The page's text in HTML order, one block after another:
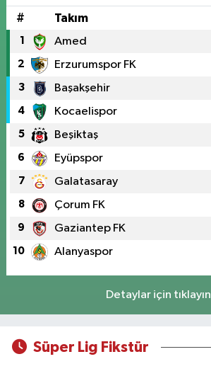
# Takım
1 Amed
2 Erzurumspor FK
3 Başakşehir
4 Kocaelispor
5 Beşiktaş
6 Eyüpspor
7 Galatasaray
8 Çorum FK
9 Gaziantep FK
10 Alanyaspor
Detaylar için tıklayın
Süper Lig Fikstür